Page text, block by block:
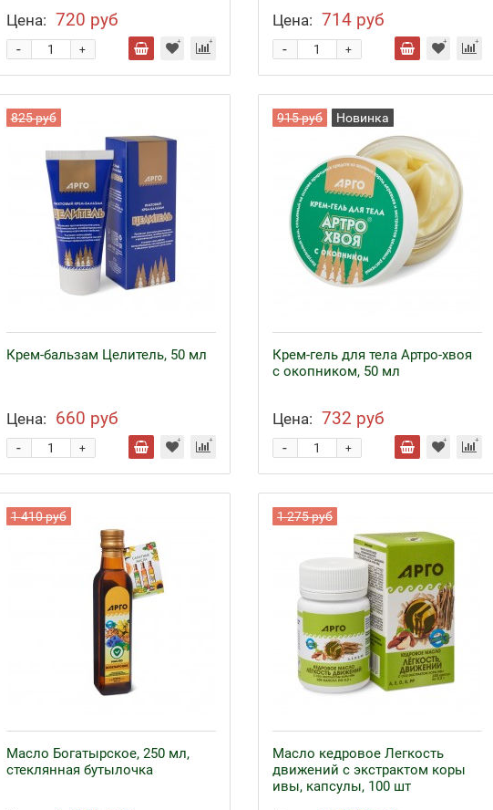
Железо с кофакторами Аппликаторы Ляпко
Цена: 720 руб
+
-
Цена: 714 руб
+
-
825 руб
Крем-бальзам Целитель, 50 мл
Цена: 660 руб
+
-
915 руб Новинка
Крем-гель для тела Артро-хвоя
с окопником, 50 мл
Цена: 732 руб
+
-
1 410 руб
Масло Богатырское, 250 мл,
стеклянная бутылочка
1 275 руб
Масло кедровое Легкость
движений с экстрактом коры
ивы, капсулы, 100 шт